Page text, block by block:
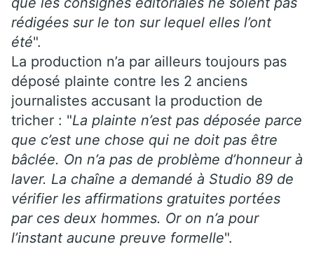
rédigées sur le ton sur lequel elles l’ont
été".
La production n’a par ailleurs toujours pas
déposé plainte contre les 2 anciens
journalistes accusant la production de
tricher : "La plainte n’est pas déposée parce
que c’est une chose qui ne doit pas être
bâclée. On n’a pas de problème d’honneur à
laver. La chaîne a demandé à Studio 89 de
vérifier les affirmations gratuites portées
par ces deux hommes. Or on n’a pour
l’instant aucune preuve formelle".